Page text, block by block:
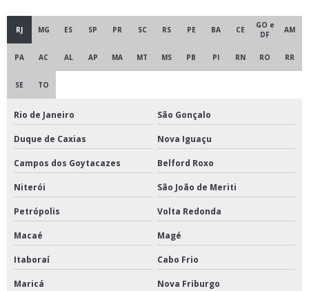
RJ MG ES SP PR SC RS PE BA CE
GO e
DF
AM
PA AC AL AP MA MT MS PB PI RN RO RR
SE TO
Rio de Janeiro São Gonçalo
Duque de Caxias Nova Iguaçu
Campos dos Goytacazes Belford Roxo
Niterói São João de Meriti
Petrópolis Volta Redonda
Macaé Magé
Itaboraí Cabo Frio
Maricá Nova Friburgo